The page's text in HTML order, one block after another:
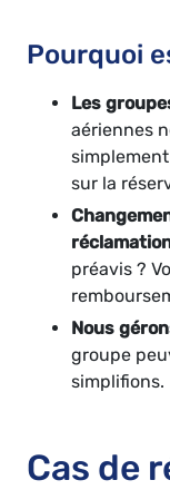
Pourquoi
Les
aériennes
sur la
préavis ?
Nous
groupe
simplifions.
Cas de